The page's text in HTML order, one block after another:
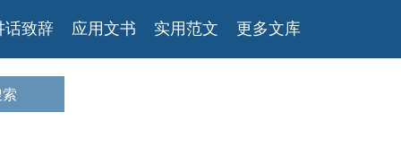
话致辞 应用文书 实用范文 更多文库